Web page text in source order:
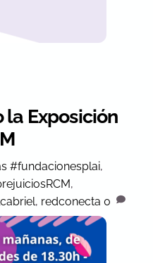
Exposición
#fundacionesplai,
,
, redconecta 0